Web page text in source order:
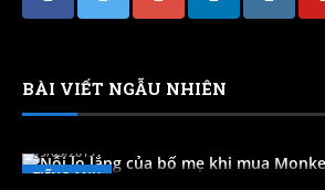
BÀI VIẾT NGẪU NHIÊN
TIẾNG ANH
19/03/2019
3 giai đoạn luyện nghe tiếng